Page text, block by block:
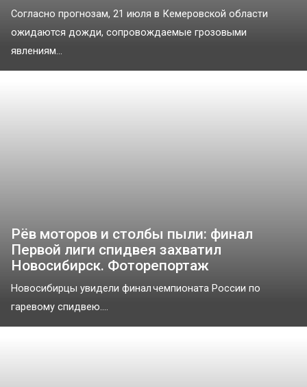
Согласно прогнозам, 21 июля в Кемеровской области
ожидаются дожди, сопровождаемые грозовыми
явлениям...
Рёв моторов и столбы пыли: финал
Первой лиги спидвея захватил
Новосибирск. Фоторепортаж
Новосибирцы увидели финал чемпионата России по
гаревому спидвею....